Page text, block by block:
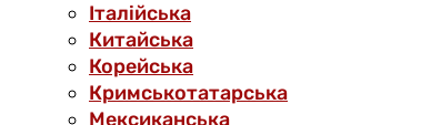
Італійська
Китайська
Корейська
Кримськотатарська
Мексиканська